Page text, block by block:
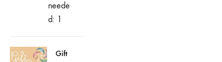
neede
d: 1
Gift